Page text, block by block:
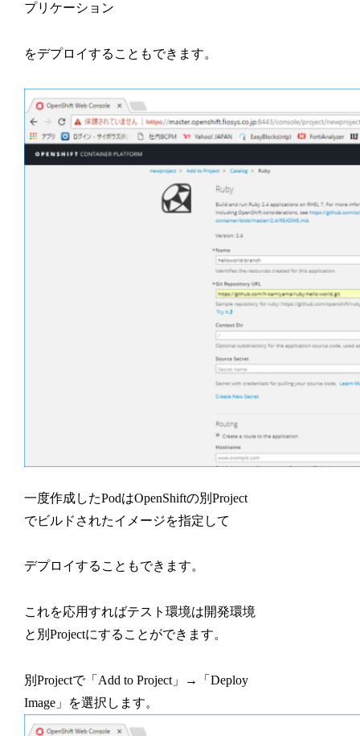
プリケーション
をデプロイすることもできます。
一度作成したPodはOpenShiftの別Project
でビルドされたイメージを指定して
デプロイすることもできます。
これを応用すればテスト環境は開発環境
と別Projectにすることができます。
別Projectで「Add to Project」→「Deploy
Image」を選択します。